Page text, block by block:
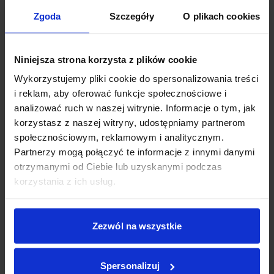
Zgoda Szczegóły O plikach cookies
Niniejsza strona korzysta z plików cookie
Wykorzystujemy pliki cookie do spersonalizowania treści
i reklam, aby oferować funkcje społecznościowe i
analizować ruch w naszej witrynie. Informacje o tym, jak
korzystasz z naszej witryny, udostępniamy partnerom
społecznościowym, reklamowym i analitycznym.
Partnerzy mogą połączyć te informacje z innymi danymi
otrzymanymi od Ciebie lub uzyskanymi podczas
korzystania z ich usług.
Zezwól na wszystkie
Spersonalizuj
Carports
VIEW PRODUCT
Compare